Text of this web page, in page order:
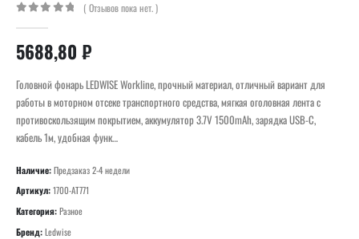
( Отзывов пока нет. )
5688,80 ₽
Головной фонарь LEDWISE Workline, прочный материал, отличный вариант для
работы в моторном отсеке транспортного средства, мягкая оголовная лента с
противоскользящим покрытием, аккумулятор 3.7V 1500mAh, зарядка USB-C,
кабель 1м, удобная функ…
Наличие:Предзаказ 2-4 недели
Артикул:1700-AT771
Категория:Разное
Бренд:Ledwise